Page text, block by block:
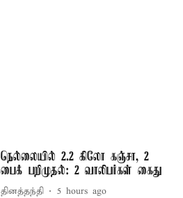
நெல்லையில் 2.2 கிலோ கஞ்சா, 2
பைக் பறிமுதல்: 2 வாலிபர்கள் கைது
தினத்தந்தி 5 hours ago